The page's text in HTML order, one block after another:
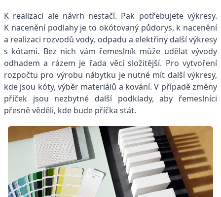
K realizaci ale návrh nestačí. Pak potřebujete výkresy.
K nacenění podlahy je to okótovaný půdorys, k nacenění
a realizaci rozvodů vody, odpadu a elektřiny další výkresy
s kótami. Bez nich vám řemeslník může udělat vývody
odhadem a rázem je řada věcí složitější. Pro vytvoření
rozpočtu pro výrobu nábytku je nutné mít další výkresy,
kde jsou kóty, výběr materiálů a kování. V případě změny
příček jsou nezbytné další podklady, aby řemeslníci
přesně věděli, kde bude příčka stát.